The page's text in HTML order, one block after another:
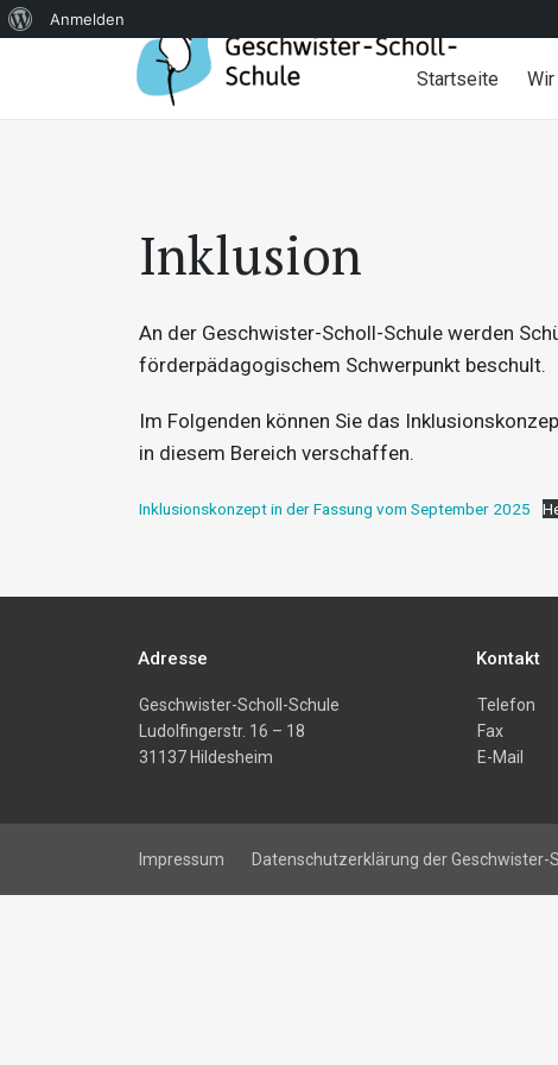
Startseite
Inklusion
An der Geschwister-Scholl-Schule werden
förderpädagogischem Schwerpunkt beschult.
Im Folgenden können Sie das
in diesem Bereich verschaffen.
Inklusionskonzept in der Fassung vom September 2025
Adresse
Geschwister-Scholl-Schule
Ludolfingerstr. 16 – 18
31137 Hildesheim
Kontakt
Telefon
Fax
E-Mail
Impressum Datenschutzerklärung der Geschwister-
Über
Anmelden